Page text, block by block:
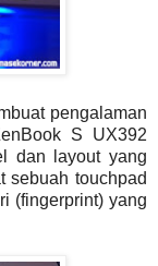
pengalaman
S UX392
dan layout yang
sebuah touchpad
(fingerprint) yang